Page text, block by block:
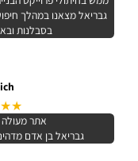
גבריאל מצאנו במהלך
בסבלנות
אתר
גבריאל בן אדם